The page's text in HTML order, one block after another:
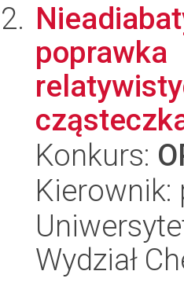
poprawka
Konkurs:
Kierownik:
Wydział